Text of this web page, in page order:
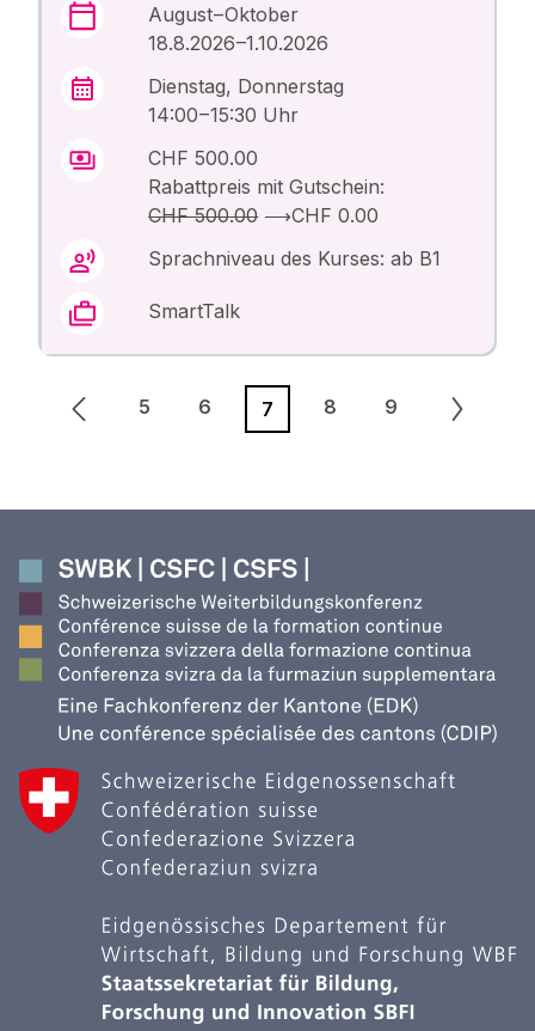
August – Oktober
18.8.2026 –1.10.2026
Dienstag, Donnerstag
14:00 – 15:30 Uhr
CHF 500.00
Rabattpreis mit Gutschein:
CHF 500.00⟶CHF 0.00
Sprachniveau des Kurses: ab B1
SmartTalk
5 6 7 8 9